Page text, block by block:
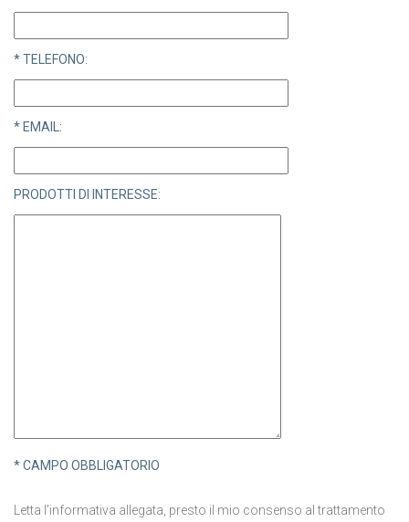
* TELEFONO:
* EMAIL:
PRODOTTI DI INTERESSE:
* CAMPO OBBLIGATORIO
Letta l'informativa allegata, presto il mio consenso al trattamento